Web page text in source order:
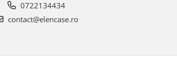
0722134434
contact@elencase.ro